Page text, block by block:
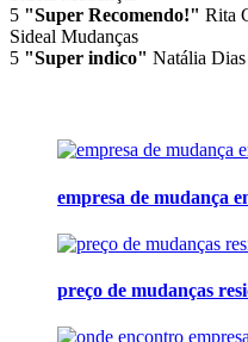
5 "Super Recomendo!" Rita
Sideal Mudanças
5 "Super indico" Natália Dias
empresa de mudança
preço de mudanças